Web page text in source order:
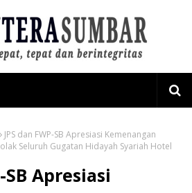
JPS dan FWP-SB Apresiasi Kemenangan
Seluruh Gugatan Hidayah Syariah Hotel
SB Apresiasi